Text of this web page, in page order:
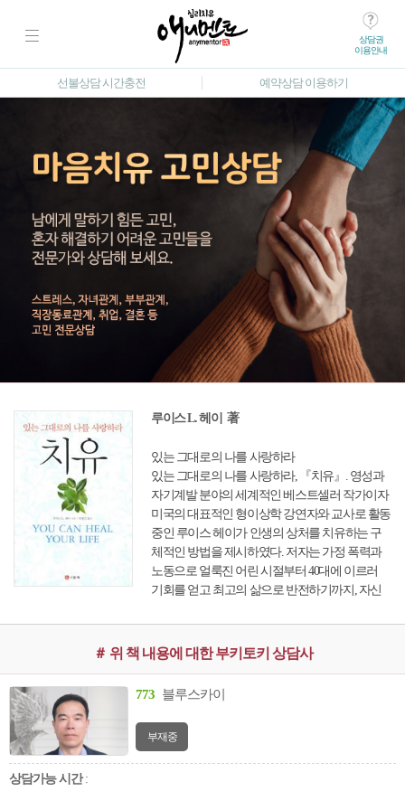
상담권
이용안내
선불상담 시간충전 예약상담 이용하기
루이스 L. 헤이 著
있는 그대로의 나를 사랑하라
있는 그대로의 나를 사랑하라, 『치유』. 영성과
자기계발 분야의 세계적인 베스트셀러 작가이자
미국의 대표적인 형이상학 강연자와 교사로 활동
중인 루이스 헤이가 인생의 상처를 치유하는 구
체적인 방법을 제시하였다. 저자는 가정 폭력과
노동으로 얼룩진 어린 시절부터 40대에 이르러
기회를 얻고 최고의 삶으로 반전하기까지, 자신
려준다. 더불어 어떻게 해야 자신과 남을 용서하
고 사랑하며, 평안을 누릴 수 있을지를 명쾌하게
하는 법을 알려준다.
＃ 위 책 내용에 대한 부키토키 상담사
773 블루스카이
부재중
상담가능 시간: